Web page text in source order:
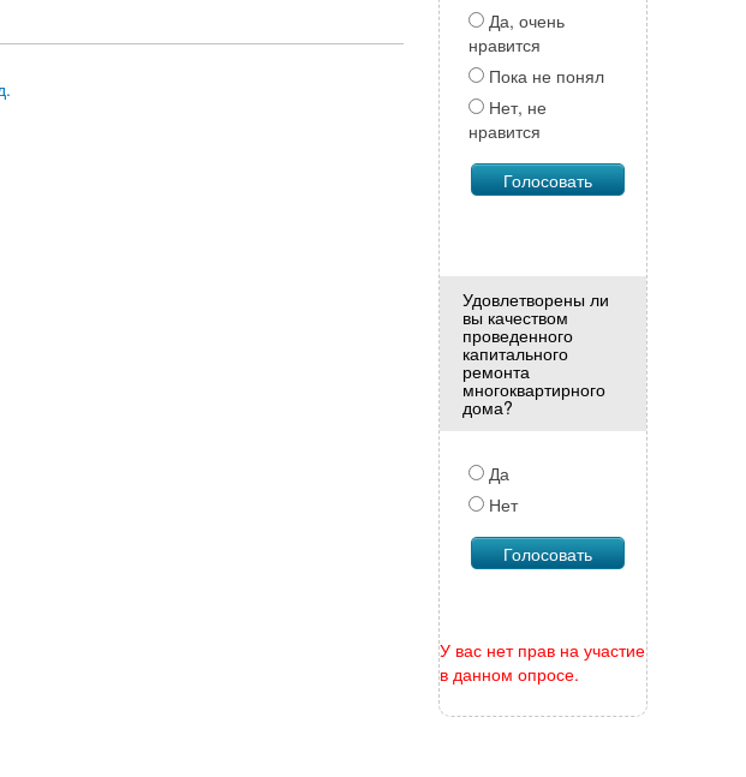
Да, очень
нравится
Пока не понял
Нет, не
нравится
Удовлетворены ли
вы качеством
проведенного
капитального
ремонта
многоквартирного
дома?
Да
Нет
У вас нет прав на участие
в данном опросе.